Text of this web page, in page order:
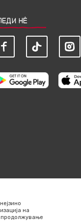
НЀ
на
продолжување